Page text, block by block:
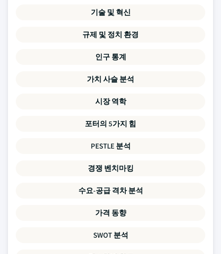
기술 및 혁신
규제 및 정치 환경
인구 통계
가치 사슬 분석
시장 역학
포터의 5가지 힘
PESTLE 분석
경쟁 벤치마킹
수요-공급 격차 분석
가격 동향
SWOT 분석